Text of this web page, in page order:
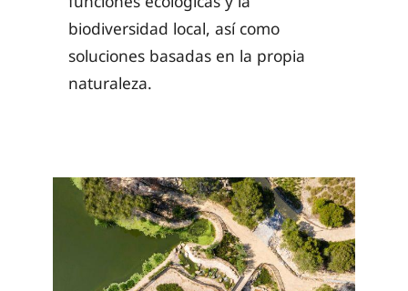
biodiversidad local, así como
soluciones basadas en la propia
naturaleza.